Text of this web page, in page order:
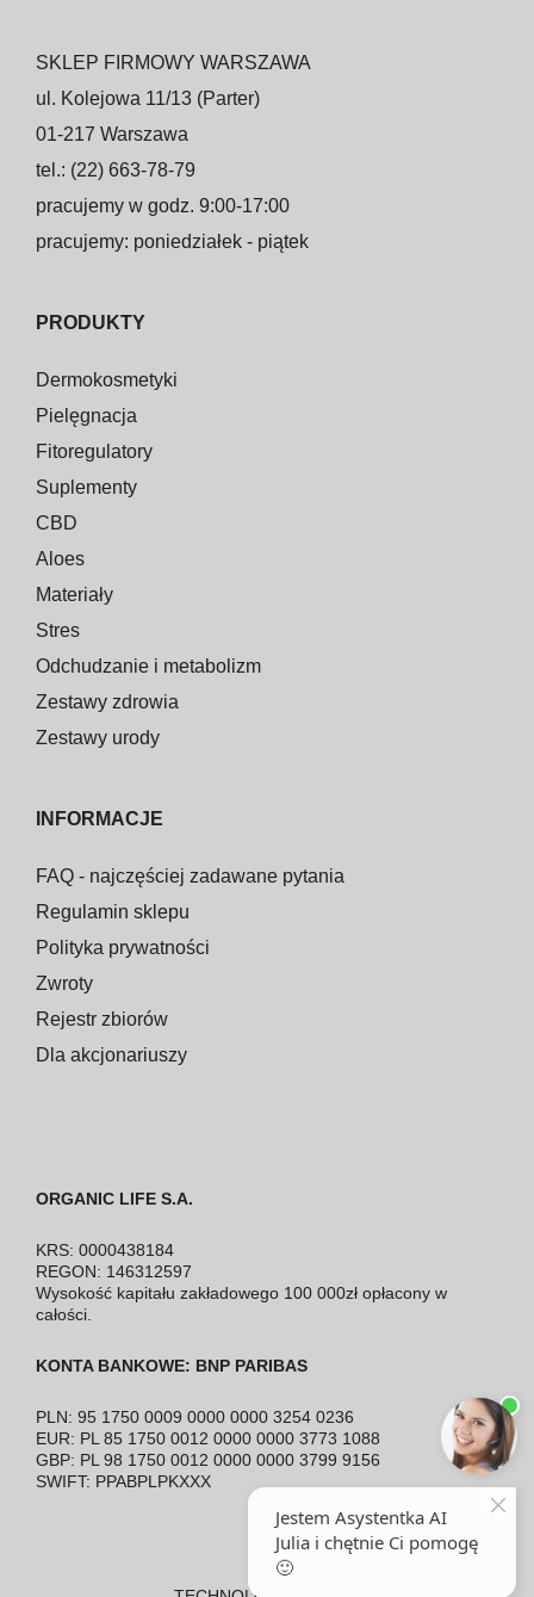
SKLEP FIRMOWY WARSZAWA
ul. Kolejowa 11/13 (Parter)
01-217 Warszawa
tel.: (22) 663-78-79
pracujemy w godz. 9:00-17:00
pracujemy: poniedziałek - piątek
PRODUKTY
Dermokosmetyki
Pielęgnacja
Fitoregulatory
Suplementy
CBD
Aloes
Materiały
Stres
Odchudzanie i metabolizm
Zestawy zdrowia
Zestawy urody
INFORMACJE
FAQ - najczęściej zadawane pytania
Regulamin sklepu
Polityka prywatności
Zwroty
Rejestr zbiorów
Dla akcjonariuszy
ORGANIC LIFE S.A.
KRS: 0000438184
REGON: 146312597
Wysokość kapitału zakładowego 100 000zł opłacony w
całości.
KONTA BANKOWE: BNP PARIBAS
PLN: 95 1750 0009 0000 0000 3254 0236
EUR: PL 85 1750 0012 0000 0000 3773 1088
GBP: PL 98 1750 0012 0000 0000 3799 9156
SWIFT: PPABPLPKXXX